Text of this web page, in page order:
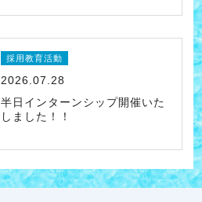
採用教育活動
2026.07.28
半日インターンシップ開催いた
しました！！